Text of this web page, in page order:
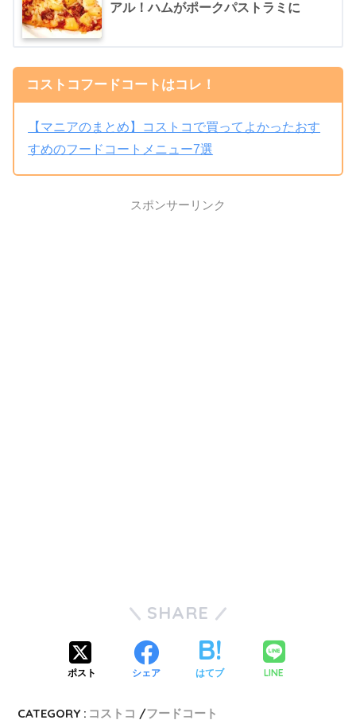
アル！ハムがポークパストラミに
コストコフードコートはコレ！
【マニアのまとめ】コストコで買ってよかったおす
すめのフードコートメニュー7選
スポンサーリンク
SHARE
ポスト シェア はてブ LINE
CATEGORY : コストコ フードコート